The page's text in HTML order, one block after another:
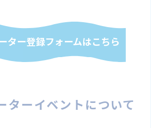
ター登録フォームはこちら
ターイベントについて